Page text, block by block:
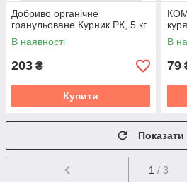
Добриво органічне
гранульоване Курник РК, 5 кг
В наявності
203 ₴
Купити
В
79
1 / 3